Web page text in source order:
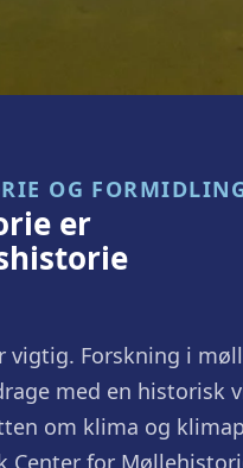
OG
er
vigtig. Forskning i
med en historisk
om klima og
Center for